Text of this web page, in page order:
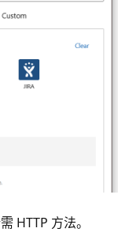
HTTP 方法。